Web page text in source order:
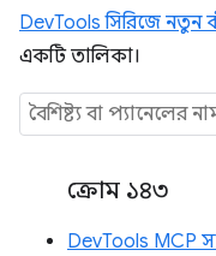
DevTools সিরিজে নতুন
একটি তালিকা।
ক্রোম ১৪৩
DevTools MCP